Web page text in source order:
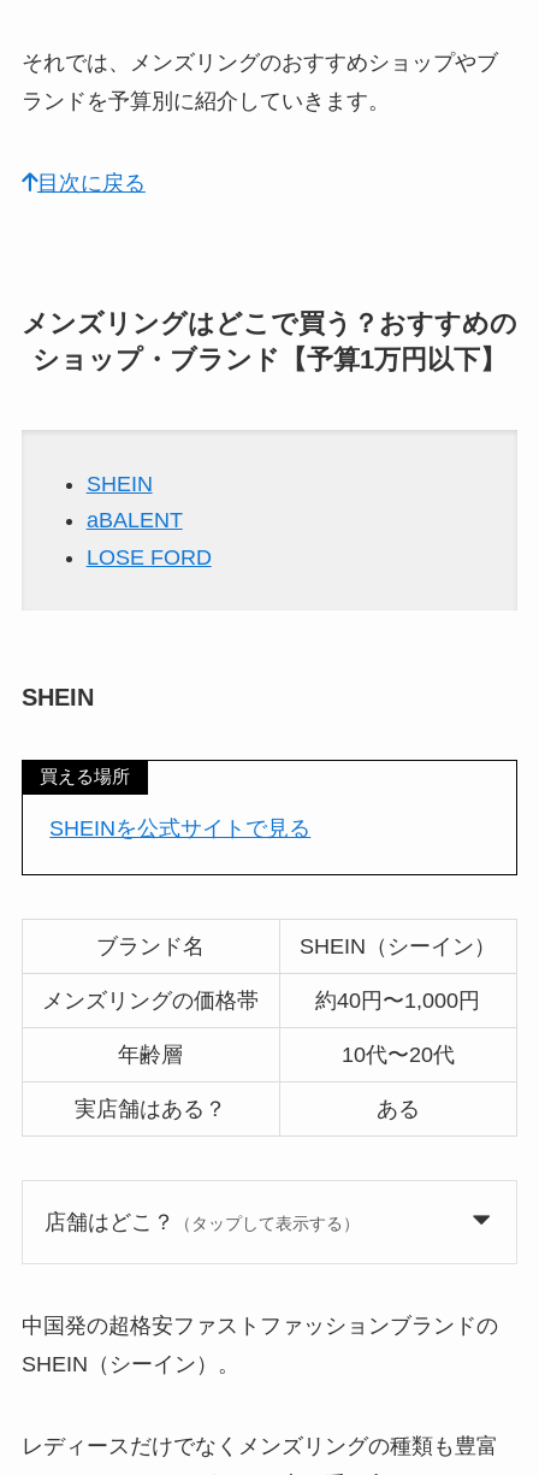
それでは、メンズリングのおすすめショップやブ
ランドを予算別に紹介していきます。
目次に戻る
メンズリングはどこで買う？おすすめの
ショップ・ブランド【予算1万円以下】
SHEIN
aBALENT
LOSE FORD
SHEIN
買える場所
SHEINを公式サイトで見る
ブランド名 SHEIN（シーイン）
メンズリングの価格帯 約40円〜1,000円
年齢層 10代〜20代
実店舗はある？ ある
店舗はどこ？ （タップして表示する）
中国発の超格安ファストファッションブランドの
SHEIN（シーイン）。
レディースだけでなくメンズリングの種類も豊富